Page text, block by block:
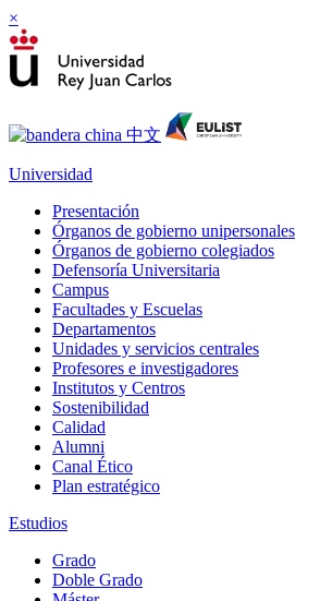
×
Universidad
Presentación
Órganos de gobierno unipersonales
Órganos de gobierno colegiados
Defensoría Universitaria
Campus
Facultades y Escuelas
Departamentos
Unidades y servicios centrales
Profesores e investigadores
Institutos y Centros
Sostenibilidad
Calidad
Alumni
Canal Ético
Plan estratégico
Estudios
Grado
Doble Grado